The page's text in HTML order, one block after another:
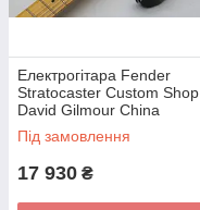
Електрогітара Fender
Stratocaster Custom Shop
David Gilmour China
Під замовлення
17 930 ₴